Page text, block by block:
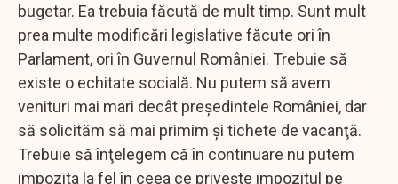
bugetar. Ea trebuia făcută de mult timp. Sunt mult
prea multe modificări legislative făcute ori în
Parlament, ori în Guvernul României. Trebuie să
existe o echitate socială. Nu putem să avem
venituri mai mari decât preşedintele României, dar
să solicităm să mai primim şi tichete de vacanţă.
Trebuie să înţelegem că în continuare nu putem
impozita la fel în ceea ce priveşte impozitul pe